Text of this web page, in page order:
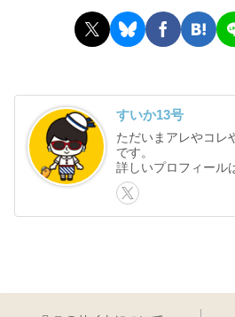
すいか13号
ただいまアレやコレ
です。
詳しいプロフィール